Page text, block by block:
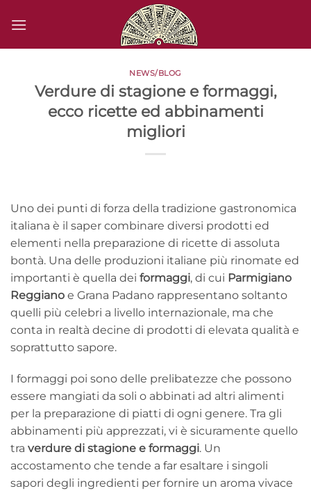
NEWS/BLOG
Verdure di stagione e formaggi,
ecco ricette ed abbinamenti
migliori
Uno dei punti di forza della tradizione gastronomica
italiana è il saper combinare diversi prodotti ed
elementi nella preparazione di ricette di assoluta
bontà. Una delle produzioni italiane più rinomate ed
importanti è quella dei formaggi, di cui Parmigiano
Reggiano e Grana Padano rappresentano soltanto
quelli più celebri a livello internazionale, ma che
conta in realtà decine di prodotti di elevata qualità e
soprattutto sapore.
I formaggi poi sono delle prelibatezze che possono
essere mangiati da soli o abbinati ad altri alimenti
per la preparazione di piatti di ogni genere. Tra gli
abbinamenti più apprezzati, vi è sicuramente quello
tra verdure di stagione e formaggi. Un
accostamento che tende a far esaltare i singoli
sapori degli ingredienti per fornire un aroma vivace